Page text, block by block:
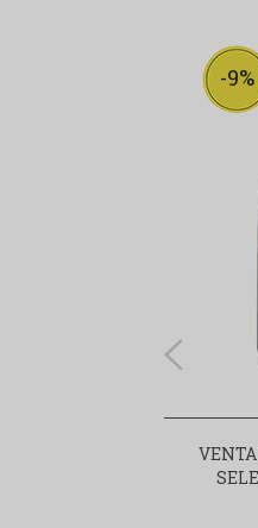
-9%